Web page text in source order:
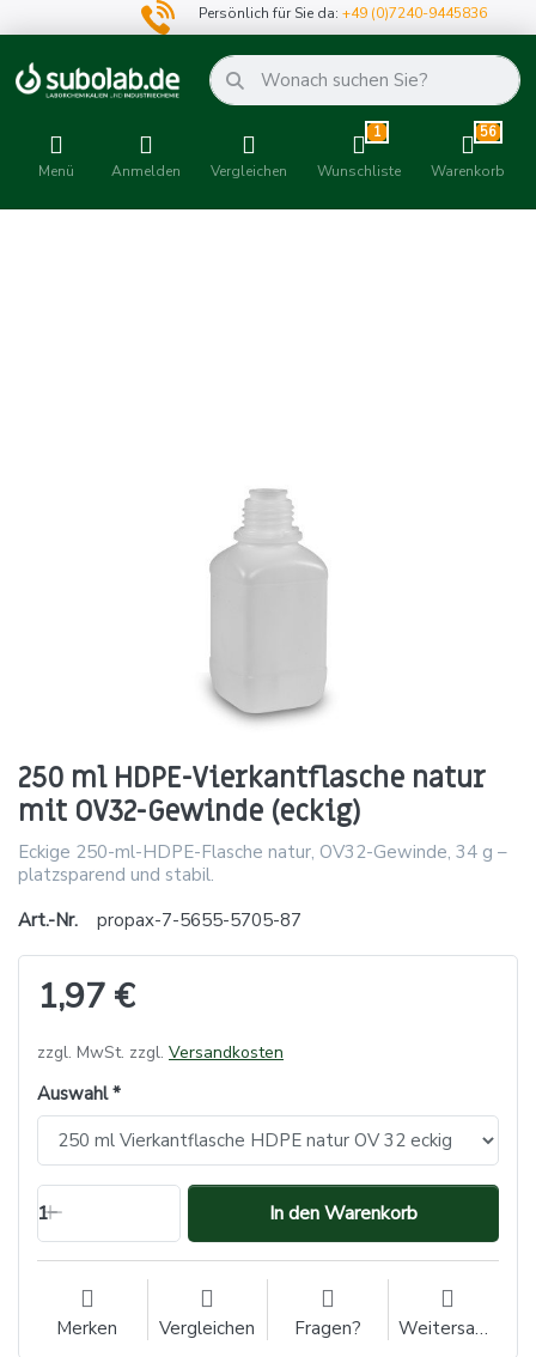
Persönlich für Sie da:+49 (0)7240-9445836
Menü Anmelden Vergleichen
1
Wunschliste
56
Warenkorb
250 ml HDPE-Vierkantflasche natur
mit OV32-Gewinde (eckig)
Eckige 250-ml-HDPE-Flasche natur, OV32-Gewinde, 34 g –
platzsparend und stabil.
Art.-Nr.
propax-7-5655-5705-87
1,97 €
zzgl. MwSt. zzgl. Versandkosten
Auswahl
1 In den Warenkorb
Merken Vergleichen Fragen? Weitersagen